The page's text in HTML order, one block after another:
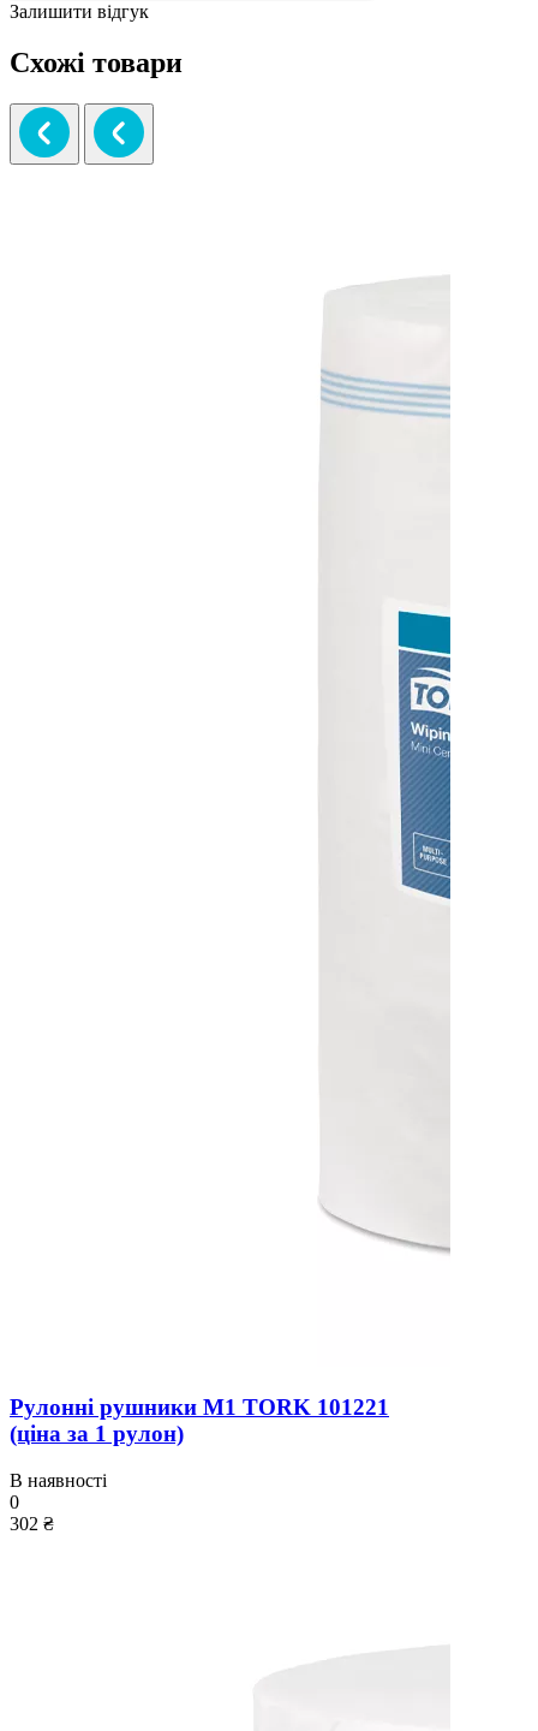
Залишити відгук
Схожі товари
Рулонні рушники M1 TORK 101221
(ціна за 1 рулон)
В наявності
0
302 ₴